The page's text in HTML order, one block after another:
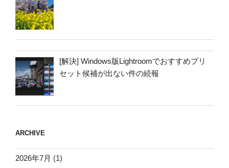
[解決] Windows版Lightroomでおすすめプリ
セット候補が出ない件の続報
ARCHIVE
2026年7月 (1)